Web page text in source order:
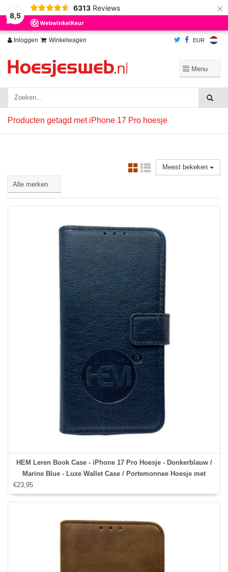
8,5
6313 Reviews ×
Inloggen Winkelwagen EUR
Producten getagd met iPhone 17 Pro hoesje
Meest bekeken
HEM Leren Book Case - iPhone 17 Pro Hoesje - Donkerblauw /
Marine Blue - Luxe Wallet Case / Portemonnee Hoesje met
Pasjeshouder en Bescherming - iPhone 17 Pro Bookcase
€23,95
Wij slaan cookies op om onze website te verbeteren. Is dat akkoord?
Ja
Nee